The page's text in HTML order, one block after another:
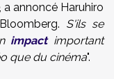
, a annoncé Haruhiro
S'ils se
impactimportant
que du cinéma".